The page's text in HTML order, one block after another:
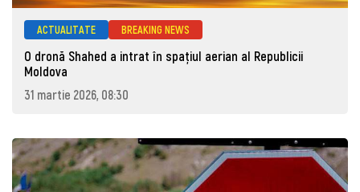
ACTUALITATE BREAKING NEWS
O dronă Shahed a intrat în spațiul aerian al Republicii
Moldova
31 martie 2026, 08:30